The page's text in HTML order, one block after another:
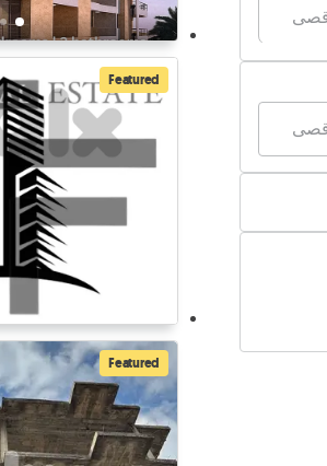
Featured
Featured